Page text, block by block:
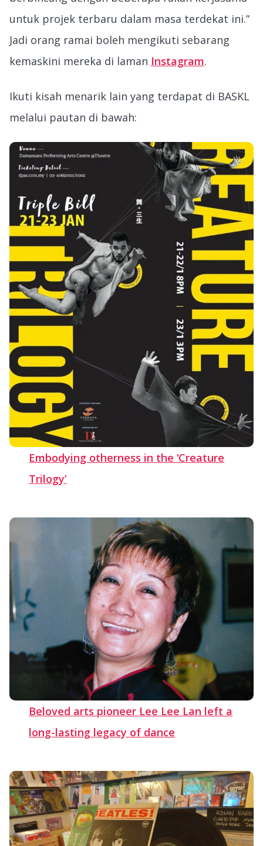
untuk projek terbaru dalam masa terdekat ini.”
Jadi orang ramai boleh mengikuti sebarang
kemaskini mereka di laman Instagram.
Ikuti kisah menarik lain yang terdapat di BASKL
melalui pautan di bawah:
Embodying otherness in the ‘Creature
Trilogy’
Beloved arts pioneer Lee Lee Lan left a
long-lasting legacy of dance